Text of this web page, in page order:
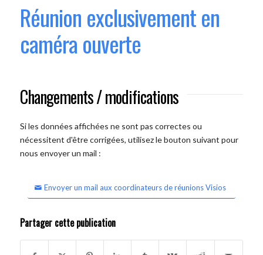
Réunion exclusivement en
caméra ouverte
Changements / modifications
Si les données affichées ne sont pas correctes ou
nécessitent d'être corrigées, utilisez le bouton suivant pour
nous envoyer un mail :
Envoyer un mail aux coordinateurs de réunions Visios
Partager cette publication